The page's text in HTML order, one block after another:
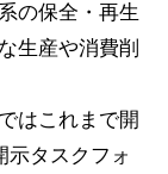
の保全・再生
生産や消費削
はこれまで開
示タスクフォ